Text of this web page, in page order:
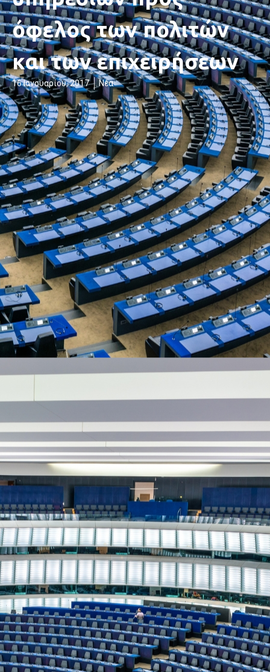
όφελος των πολιτών
και των επιχειρήσεων
16 Ιανουαρίου, 2017 Νέα